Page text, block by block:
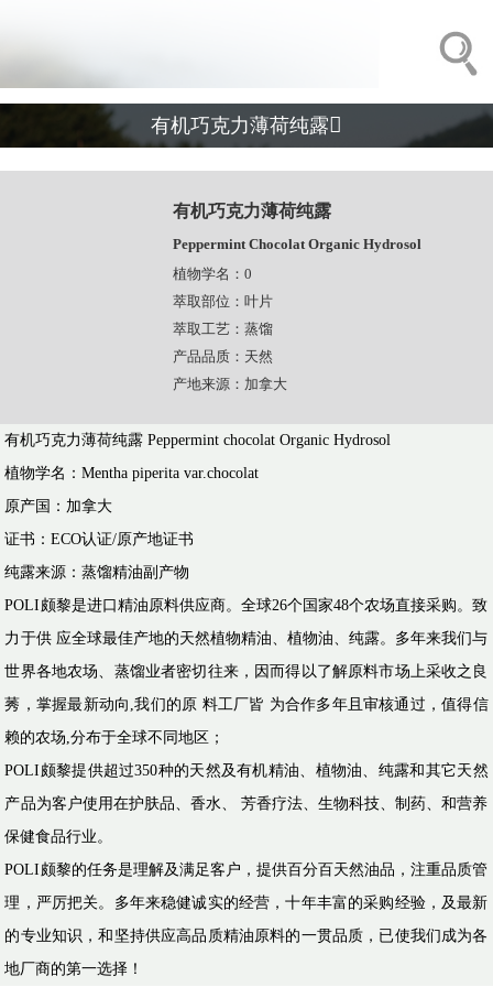
有机巧克力薄荷纯露
有机巧克力薄荷纯露
Peppermint Chocolat Organic Hydrosol
植物学名：0
萃取部位：叶片
萃取工艺：蒸馏
产品品质：天然
产地来源：加拿大
有机巧克力薄荷纯露 Peppermint chocolat Organic Hydrosol
植物学名：Mentha piperita var.chocolat
原产国：加拿大
证书：ECO认证/原产地证书
纯露来源：蒸馏精油副产物
POLI颇黎是进口精油原料供应商。全球26个国家48个农场直接采购。致
力于供 应全球最佳产地的天然植物精油、植物油、纯露。多年来我们与
世界各地农场、蒸馏业者密切往来，因而得以了解原料市场上采收之良
莠，掌握最新动向,我们的原 料工厂皆 为合作多年且审核通过，值得信
赖的农场,分布于全球不同地区；
POLI颇黎提供超过350种的天然及有机精油、植物油、纯露和其它天然
产品为客户使用在护肤品、香水、 芳香疗法、生物科技、制药、和营养
保健食品行业。
POLI颇黎的任务是理解及满足客户，提供百分百天然油品，注重品质管
理，严厉把关。多年来稳健诚实的经营，十年丰富的采购经验，及最新
的专业知识，和坚持供应高品质精油原料的一贯品质，已使我们成为各
地厂商的第一选择！